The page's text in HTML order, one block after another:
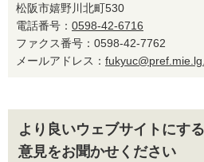
松阪市嬉野川北町530
電話番号： 0598-42-6716
ファクス番号：0598-42-7762
メールアドレス：
より良いウェブサイトにす
意見をお聞かせください